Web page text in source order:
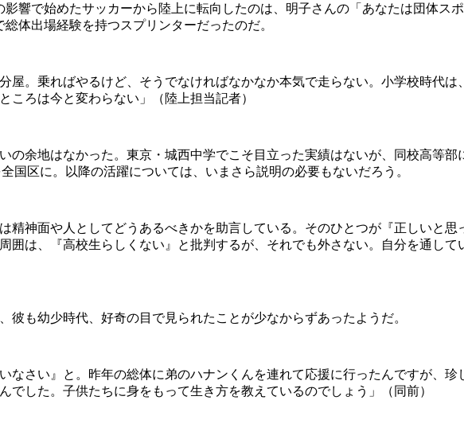
響で始めたサッカーから陸上に転向したのは、明子さんの「あなたは団体ス
体出場経験を持つスプリンターだったのだ。
屋。乗ればやるけど、そうでなければなかなか本気で走らない。小学校時代
ころは今と変わらない」（陸上担当記者）
の余地はなかった。東京・城西中学でこそ目立った実績はないが、同校高等
国区に。以降の活躍については、いまさら説明の必要もないだろう。
精神面や人としてどうあるべきかを助言している。そのひとつが『正しいと
囲は、『高校生らしくない』と批判するが、それでも外さない。自分を通し
彼も幼少時代、好奇の目で見られたことが少なからずあったようだ。
なさい』と。昨年の総体に弟のハナンくんを連れて応援に行ったんですが、
でした。子供たちに身をもって生き方を教えているのでしょう」（同前）